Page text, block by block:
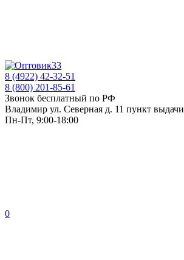
8 (4922) 42-32-51
8 (800) 201-85-61
Звонок бесплатный по РФ
Владимир ул. Северная д. 11 пункт выдачи
Пн-Пт, 9:00-18:00
0